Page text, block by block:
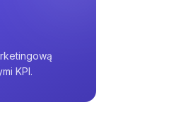
KPI.